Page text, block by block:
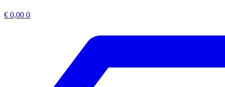
€ 0,00 0